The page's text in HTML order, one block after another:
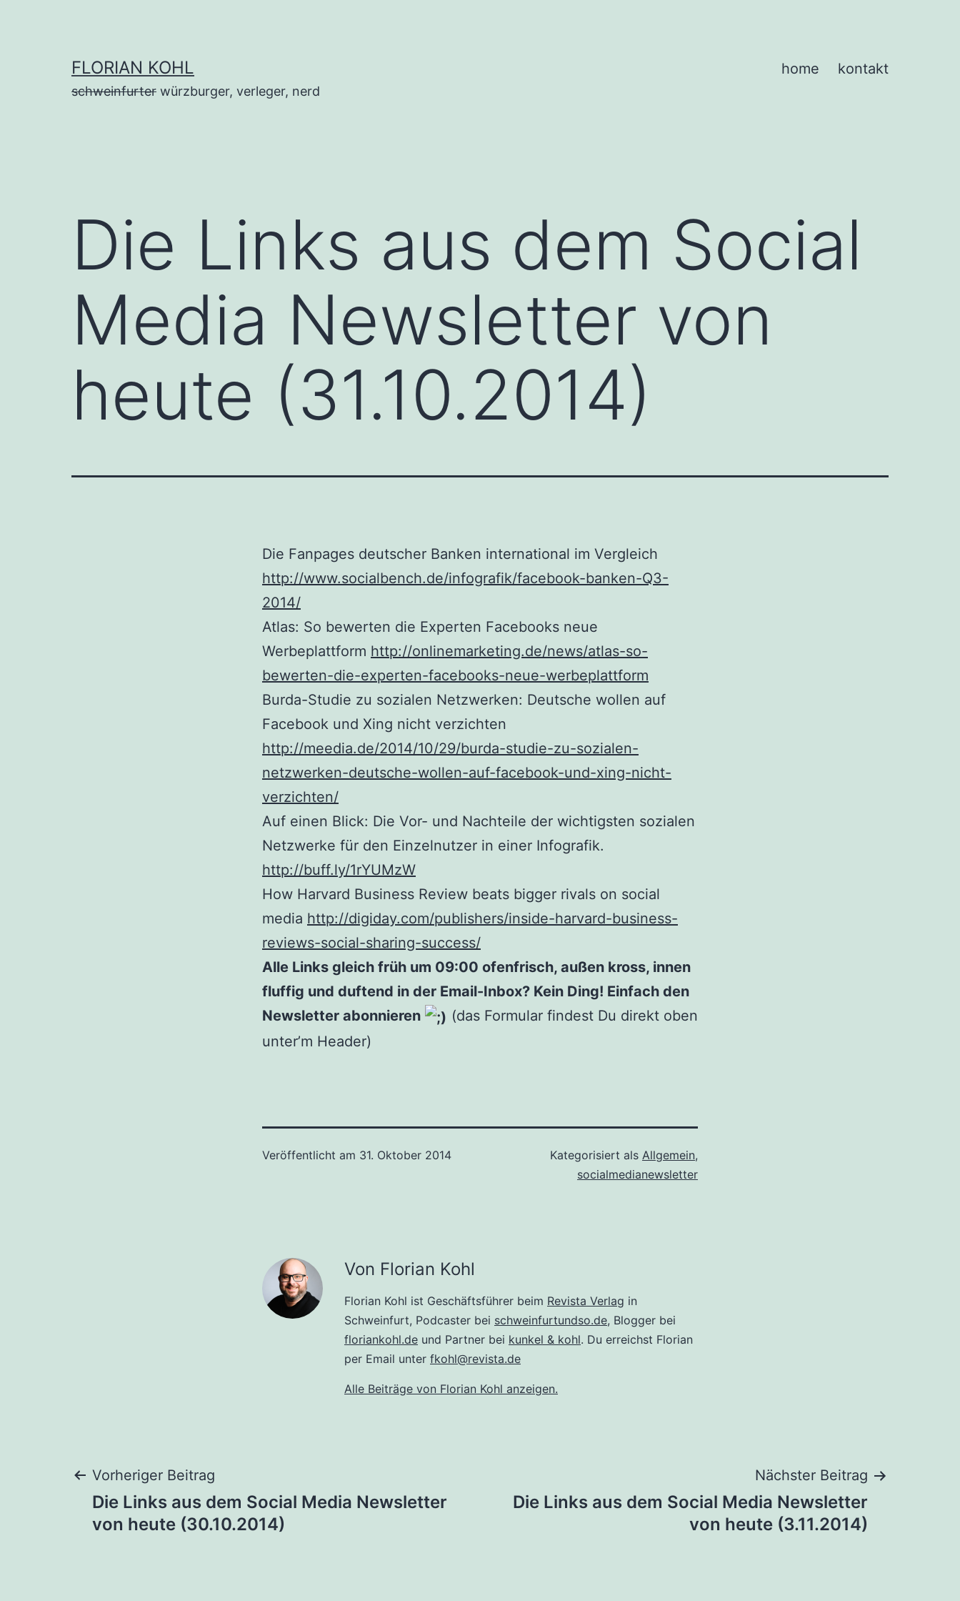
FLORIAN KOHL
schweinfurter würzburger, verleger, nerd
home kontakt
Die Links aus dem Social
Media Newsletter von
heute (31.10.2014)
Die Fanpages deutscher Banken international im Vergleich
http://www.socialbench.de/infografik/facebook-banken-Q3-
2014/
Atlas: So bewerten die Experten Facebooks neue
Werbeplattform http://onlinemarketing.de/news/atlas-so-
bewerten-die-experten-facebooks-neue-werbeplattform
Burda-Studie zu sozialen Netzwerken: Deutsche wollen auf
Facebook und Xing nicht verzichten
http://meedia.de/2014/10/29/burda-studie-zu-sozialen-
netzwerken-deutsche-wollen-auf-facebook-und-xing-nicht-
verzichten/
Auf einen Blick: Die Vor- und Nachteile der wichtigsten sozialen
Netzwerke für den Einzelnutzer in einer Infografik.
http://buff.ly/1rYUMzW
How Harvard Business Review beats bigger rivals on social
media http://digiday.com/publishers/inside-harvard-business-
reviews-social-sharing-success/
Alle Links gleich früh um 09:00 ofenfrisch, außen kross, innen
fluffig und duftend in der Email-Inbox? Kein Ding! Einfach den
Newsletter abonnieren
(das Formular findest Du direkt oben
unter’m Header)
Veröffentlicht am 31. Oktober 2014 Kategorisiert als Allgemein,
socialmedianewsletter
Von Florian Kohl
Florian Kohl ist Geschäftsführer beim Revista Verlag in
Schweinfurt, Podcaster bei schweinfurtundso.de, Blogger bei
floriankohl.de und Partner bei kunkel & kohl. Du erreichst Florian
per Email unter fkohl@revista.de
Alle Beiträge von Florian Kohl anzeigen.
Beitragsnavigation
Vorheriger Beitrag
Die Links aus dem Social Media Newsletter
von heute (30.10.2014)
Nächster Beitrag
Die Links aus dem Social Media Newsletter
von heute (3.11.2014)